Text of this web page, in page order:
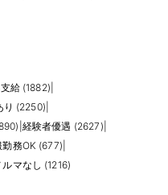
給 (1882)
り (2250)
経験者優遇 (2627)
勤務OK (677)
ルマなし (1216)